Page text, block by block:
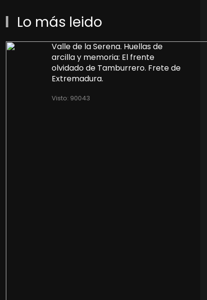
Lo más leido
Valle de la Serena. Huellas de
arcilla y memoria: El frente
olvidado de Tamburrero. Frete de
Extremadura.
Visto: 90043